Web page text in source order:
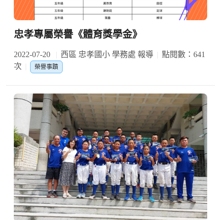
忠孝專屬榮譽《體育獎學金》
2022-07-20 西區 忠孝國小 學務處 報導
點閱數：641
次
榮譽事蹟